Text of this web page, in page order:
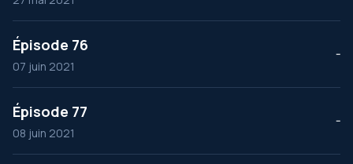
Épisode 76
07 juin 2021
--
Épisode 77
08 juin 2021
--